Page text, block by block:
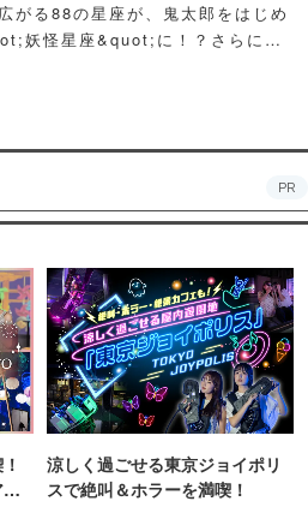
がる88の星座が、鬼太郎をはじめ
妖怪星座&quot;に！？さらに例
PR
涼しく過ごせる東京ジョイポリ
スで絶叫＆ホラーを満喫！